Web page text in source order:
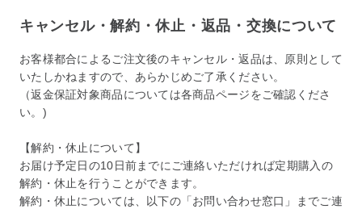
キャンセル・解約・休止・返品・交換について
お客様都合によるご注文後のキャンセル・返品は、原則として
いたしかねますので、あらかじめご了承ください。
（返金保証対象商品については各商品ページをご確認くださ
い。)
【解約・休止について】
お届け予定日の10日前までにご連絡いただければ定期購入の
解約・休止を行うことができます。
解約・休止については、以下の「お問い合わせ窓口」までご連